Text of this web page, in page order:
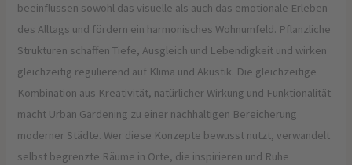
beeinflussen sowohl das visuelle als auch das emotionale Erleben
des Alltags und fördern ein harmonisches Wohnumfeld. Pflanzliche
Strukturen schaffen Tiefe, Ausgleich und Lebendigkeit und wirken
gleichzeitig regulierend auf Klima und Akustik. Die gleichzeitige
Kombination aus Kreativität, natürlicher Wirkung und Funktionalität
macht Urban Gardening zu einer nachhaltigen Bereicherung
moderner Städte. Wer diese Konzepte bewusst nutzt, verwandelt
selbst begrenzte Räume in Orte, die inspirieren und Ruhe